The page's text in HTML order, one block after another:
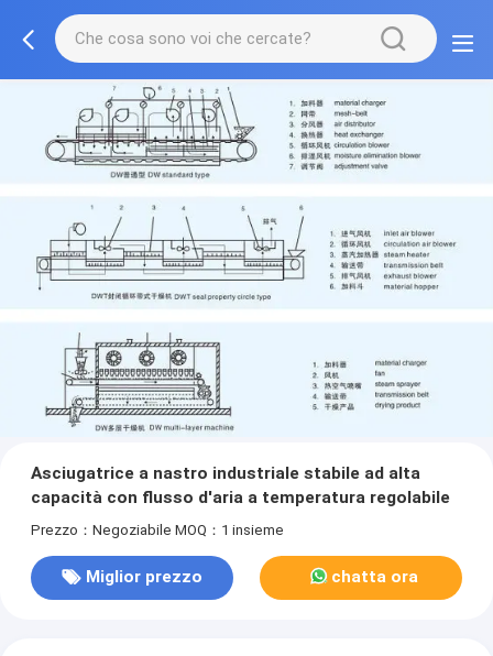
Asciugatrice a nastro industriale stabile ad alta
capacità con flusso d'aria a temperatura regolabile
Prezzo：Negoziabile MOQ：1 insieme
Miglior prezzo chatta ora